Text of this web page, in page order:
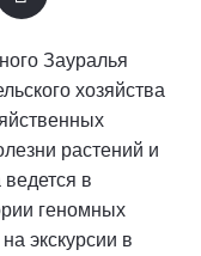
Зауралья
хозяйства
растений и
в
геномных
экскурсии в